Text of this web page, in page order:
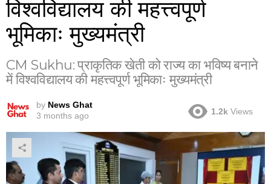
विश्वविद्यालय की महत्त्वपूर्ण
भूमिकाः मुख्यमंत्री
CM Sukhu: प्राकृतिक खेती को राज्य का भविष्य बनाने
में विश्वविद्यालय की महत्त्वपूर्ण भूमिकाः मुख्यमंत्री
by News Ghat
3 months ago
1.2k Views